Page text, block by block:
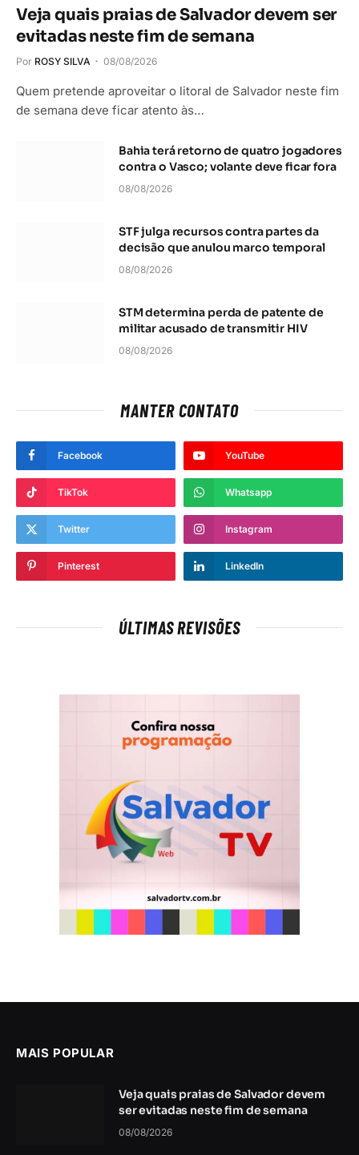
Veja quais praias de Salvador devem ser
evitadas neste fim de semana
Por ROSY SILVA 08/08/2026
Quem pretende aproveitar o litoral de Salvador neste fim
de semana deve ficar atento às…
Bahia terá retorno de quatro jogadores
contra o Vasco; volante deve ficar fora
08/08/2026
STF julga recursos contra partes da
decisão que anulou marco temporal
08/08/2026
STM determina perda de patente de
militar acusado de transmitir HIV
08/08/2026
MANTER CONTATO
Facebook YouTube
TikTok Whatsapp
Twitter Instagram
Pinterest LinkedIn
ÚLTIMAS REVISÕES
MAIS POPULAR
Veja quais praias de Salvador devem
ser evitadas neste fim de semana
08/08/2026